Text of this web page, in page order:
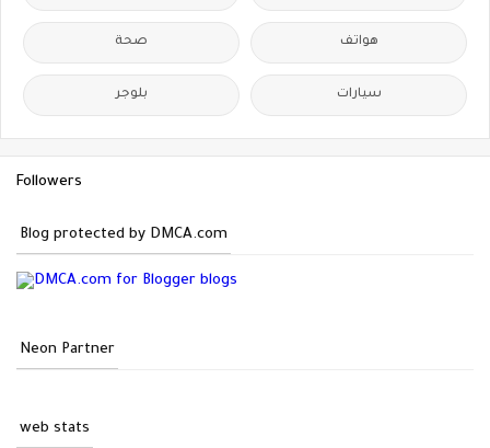
هواتف صحة
سيارات بلوجر
Followers
Blog protected by DMCA.com
Neon Partner
web stats